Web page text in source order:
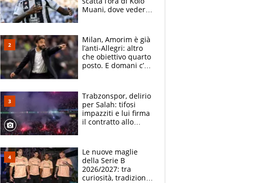
Muani, dove vederla
Milan, Amorim è già
l’anti-Allegri: altro
che obiettivo quarto
posto. E domani c’è
Trabzonspor, delirio
per Salah: tifosi
impazziti e lui firma
il contratto allo
Le nuove maglie
della Serie B
2026/2027: tra
curiosità, tradizione